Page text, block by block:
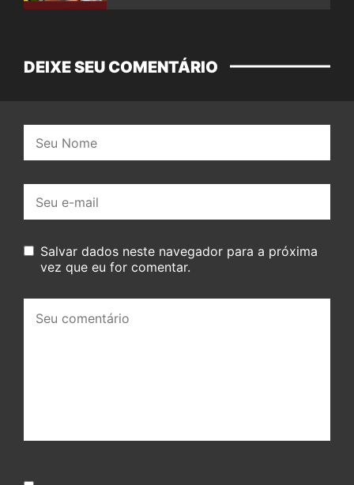
DEIXE SEU COMENTÁRIO
mail:
Salvar dados neste navegador para a próxima
vez que eu for comentar.
comentário: